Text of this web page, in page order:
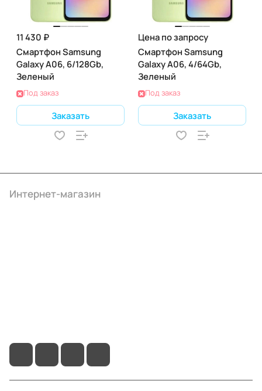
11 430 ₽
Смартфон Samsung
Galaxy A06, 6/128Gb,
Зеленый
Под заказ
Заказать
Цена по запросу
Смартфон Samsung
Galaxy A06, 4/64Gb,
Зеленый
Под заказ
Заказать
Интернет-магазин